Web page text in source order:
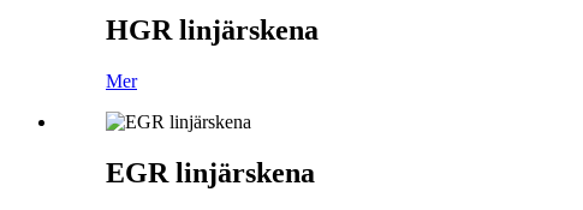
HGR linjärskena
Mer
EGR linjärskena